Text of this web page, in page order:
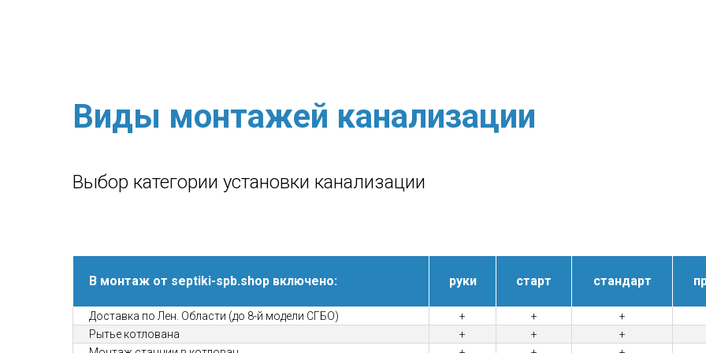
Виды монтажей канализации
Выбор категории установки канализации
В монтаж от septiki-spb.shop включено: руки старт стандарт
Доставка по Лен. Области (до 8-й модели СГБО) + + +
Рытье котлована
+ + +